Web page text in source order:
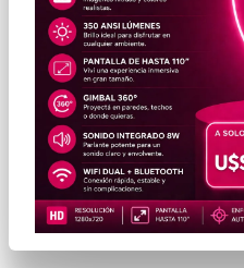
* Las imágenes se exhiben